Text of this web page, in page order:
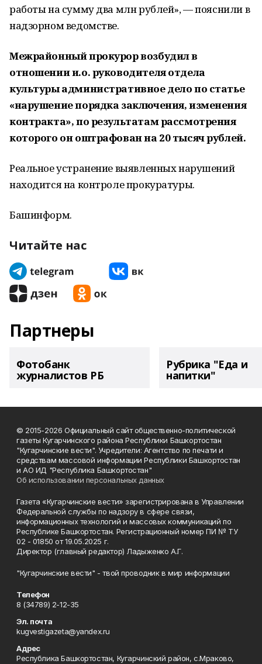
работы на сумму два млн рублей», — пояснили в
надзорном ведомстве.
Межрайонный прокурор возбудил в
отношении и.о. руководителя отдела
культуры административное дело по статье
«нарушение порядка заключения, изменения
контракта», по результатам рассмотрения
которого он оштрафован на 20 тысяч рублей.
Реальное устранение выявленных нарушений
находится на контроле прокуратуры.
Башинформ.
Читайте нас
Партнеры
Фотобанк
журналистов РБ
Рубрика "Еда и
напитки"
© 2015-2026 Официальный сайт общественно-политической
газеты Кугарчинского района Республики Башкортостан
"Кугарчинские вести". Учредители: Агентство по печати и
средствам массовой информации Республики Башкортостан
и АО ИД "Республика Башкортостан"
Об использовании персональных данных
Газета «Кугарчинские вести» зарегистрирована в Управлении
Федеральной службы по надзору в сфере связи,
информационных технологий и массовых коммуникаций по
Республике Башкортостан. Регистрационный номер ПИ № ТУ
02 - 01850 от 19.05.2025 г.
Директор (главный редактор) Ладыженко А.Г.
"Кугарчинские вести" - твой проводник в мир информации
Телефон
8 (34789) 2-12-35
Эл. почта
kugvestigazeta@yandex.ru
Адрес
Республика Башкортостан, Кугарчинский район, с.Мраково,